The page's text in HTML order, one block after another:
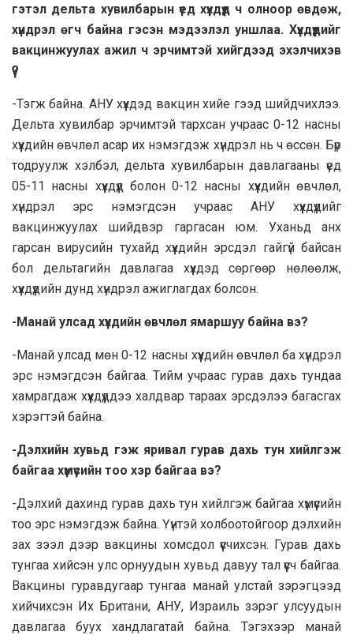
гэтэл дельта хувилбарын үед хүүхдүүд ч олноор өвдөж,
хүндрэл өгч байна гэсэн мэдээлэл уншлаа. Хүүхдүүдийг
вакцинжуулах ажил ч эрчимтэй хийгдээд эхэлчихэв
үү?
-Тэгж байна. АНУ хүүхдэд вакцин хийе гээд шийдчихлээ.
Дельта хувилбар эрчимтэй тархсан учраас 0-12 насны
хүүхдийн өвчлөл асар их нэмэгдэж хүндрэл нь ч өссөн. Бүр
тодруулж хэлбэл, дельта хувилбарын давлагааны үед
05-11 насны хүүхдүүд болон 0-12 насны хүүхдийн өвчлөл,
хүндрэл эрс нэмэгдсэн учраас АНУ хүүхдүүдийг
вакцинжуулах шийдвэр гаргасан юм. Уханьд анх
гарсан вирусийн тухайд хүүхдийн эрсдэл гайгүй байсан
бол дельтагийн давлагаа хүүхдэд сөргөөр нөлөөлж,
хүүхдүүдийн дунд хүндрэл ажиглагдах болсон.
-Манай улсад хүүхдийн өвчлөл ямаршуу байна вэ?
-Манай улсад мөн 0-12 насны хүүхдийн өвчлөл ба хүндрэл
эрс нэмэгдсэн байгаа. Тийм учраас гурав дахь тундаа
хамрагдаж хүүхдүүддээ халдвар тараах эрсдэлээ багасгах
хэрэгтэй байна.
-Дэлхийн хувьд гэж яривал гурав дахь тун хийлгэж
байгаа хүмүүсийн тоо хэр байгаа вэ?
-Дэлхий дахинд гурав дахь тун хийлгэж байгаа хүмүүсийн
тоо эрс нэмэгдэж байна. Үүнтэй холбоотойгоор дэлхийн
зах зээл дээр вакцины хомсдол үүсчихсэн. Гурав дахь
тунгаа хийсэн улс орнуудын хувьд давуу тал үүсч байгаа.
Вакцины гуравдугаар тунгаа манай улстай зэрэгцээд
хийчихсэн Их Британи, АНУ, Израиль зэрэг улсуудын
давлагаа буух хандлагатай байна. Тэгэхээр манай